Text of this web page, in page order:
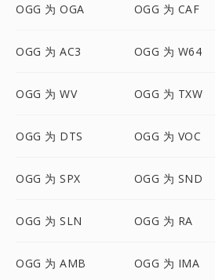
OGG 为 OGA OGG 为 CAF
OGG 为 AC3 OGG 为 W64
OGG 为 WV OGG 为 TXW
OGG 为 DTS OGG 为 VOC
OGG 为 SPX OGG 为 SND
OGG 为 SLN OGG 为 RA
OGG 为 AMB OGG 为 IMA